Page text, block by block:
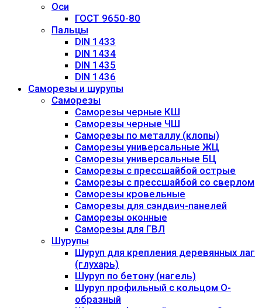
Оси
ГОСТ 9650-80
Пальцы
DIN 1433
DIN 1434
DIN 1435
DIN 1436
Саморезы и шурупы
Саморезы
Саморезы черные КШ
Саморезы черные ЧШ
Саморезы по металлу (клопы)
Саморезы универсальные ЖЦ
Саморезы универсальные БЦ
Саморезы с прессшайбой острые
Саморезы с прессшайбой со сверлом
Саморезы кровельные
Саморезы для сэндвич-панелей
Саморезы оконные
Саморезы для ГВЛ
Шурупы
Шуруп для крепления деревянных лаг
(глухарь)
Шуруп по бетону (нагель)
Шуруп профильный с кольцом О-
образный